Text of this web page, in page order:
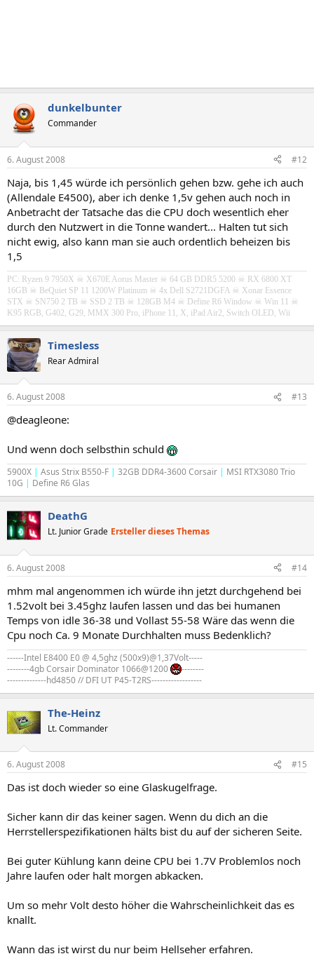
dunkelbunter
Commander
6. August 2008 #12
Naja, bis 1,45 würde ich persönlich gehen bzw. gehe ich auch
(Allendale E4500), aber ich denke 1,5v gehen auch noch in
Anbetracht der Tatsache das die CPU doch wesentlich eher
durch den Nutzwert in die Tonne wandert... Halten tut sich
nicht ewig, also kann man sie auch ordentlich beheizen bis
1,5
PC: Ryzen 9 7950X ☠ X670E Aorus Master ☠ 64 GB DDR5 5200 ☠ RX 6800 XT
16GB ☠ BeQuiet SP 11 1200W Platinum ☠ 4x Dell S2721DGFA ☠ Xonar Essence
STX ☠ SN750 2 TB ☠ SSD 2 TB ☠ 128GB M4 ☠ Define R6 Window ☠ Win 11 ☠
K95 RGB, G402, G29, MMX 300 Pro, iPhone 11, X, iPad Air2, Switch OLED, Wii
Timesless
Rear Admiral
6. August 2008 #13
@deagleone:
Und wenn doch selbsthin schuld
5900X | Asus Strix B550-F | 32GB DDR4-3600 Corsair | MSI RTX3080 Trio
10G | Define R6 Glas
DeathG
Lt. Junior Grade Ersteller dieses Themas
6. August 2008 #14
mhm mal angenommen ich würde ihn jetzt durchgehend bei
1.52volt bei 3.45ghz laufen lassen und das bei humanen
Temps von idle 36-38 und Vollast 55-58 Wäre das wenn die
Cpu noch Ca. 9 Monate Durchhalten muss Bedenklich?
------Intel E8400 E0 @ 4,5ghz (500x9)@1,37Volt-----
--------4gb Corsair Dominator 1066@1200
--------
--------------hd4850 // DFI UT P45-T2RS------------------
The-Heinz
Lt. Commander
6. August 2008 #15
Das ist doch wieder so eine Glaskugelfrage.
Sicher kann dir das keiner sagen. Wenn du dich an die
Herrstellerspezifikationen hälts bist du auf der sicheren Seite.
Bei guter Kühlung kann deine CPU bei 1.7V Problemlos noch
Jahre laufen oder halt morgen abkacken.
Um so mehr Volt desto höher die Wahrscheinlichkeit das es
knallt.
Wann das ist wirst du nur beim Hellseher erfahren.